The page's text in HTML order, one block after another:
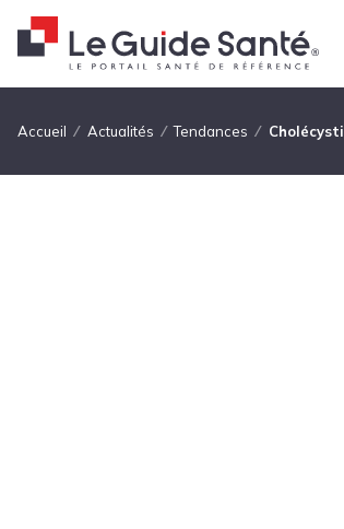
Fil d'Ariane
Accueil Actualités Tendances